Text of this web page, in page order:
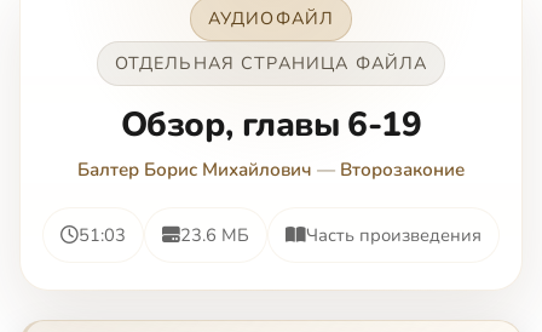
АУДИОФАЙЛ
ОТДЕЛЬНАЯ СТРАНИЦА ФАЙЛА
Обзор, главы 6-19
Балтер Борис Михайлович — Второзаконие
51:03 23.6 МБ Часть произведения